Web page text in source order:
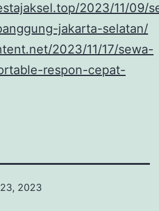
2023/11/09/
jakarta-selatan/
2023/11/17/sewa-
respon-cepat-
2023